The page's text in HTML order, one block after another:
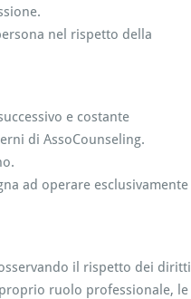
nel rispetto della
e costante
di AssoCounseling.
ad operare esclusivamente
il rispetto dei diritti
ruolo professionale, le